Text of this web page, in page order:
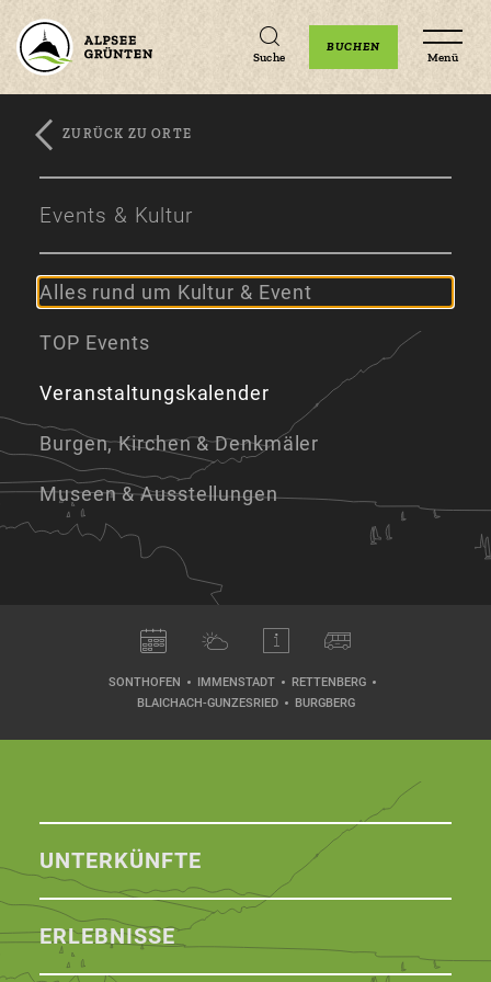
Zum
Zur
Zum
Suche
BUCHEN
Menü
ZURÜCK ZU ORTE
Events & Kultur
Alles rund um Kultur & Event
TOP Events
Veranstaltungskalender
Burgen, Kirchen & Denkmäler
Museen & Ausstellungen
SONTHOFEN IMMENSTADT
RETTENBERG
BLAICHACH-GUNZESRIED
BURGBERG
UNTERKÜNFTE
ERLEBNISSE
Unterkünfte Veranstaltungen